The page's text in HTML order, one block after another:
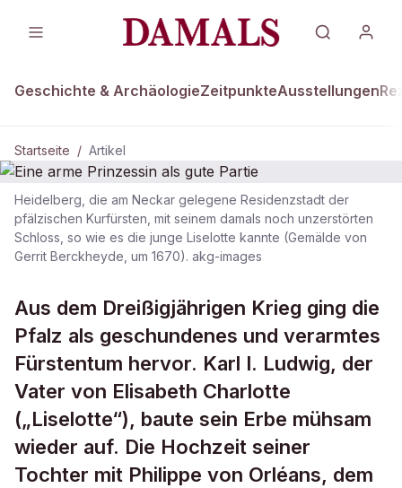
Geschichte & ArchäologieZeitpunkteAusstellungen
Startseite / Artikel
DAMALS Plus
Eine arme Prinzessin als gute Partie
Heidelberg, die am Neckar gelegene Residenzstadt der
pfälzischen Kurfürsten, mit seinem damals noch unzerstörten
Schloss, so wie es die junge Liselotte kannte (Gemälde von
Gerrit Berckheyde, um 1670). akg-images
Aus dem Dreißigjährigen Krieg ging die
Pfalz als geschundenes und verarmtes
Fürstentum hervor. Karl I. Ludwig, der
Vater von Elisabeth Charlotte
(„Liselotte“), baute sein Erbe mühsam
wieder auf. Die Hochzeit seiner
Tochter mit Philippe von Orléans, dem